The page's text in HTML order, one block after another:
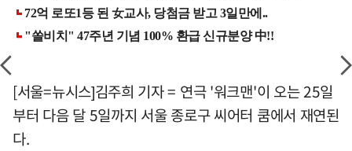
[서울=뉴시스]김주희 기자 = 연극 '워크맨'이 오는 25일
부터 다음 달 5일까지 서울 종로구 씨어터 쿰에서 재연된
다.